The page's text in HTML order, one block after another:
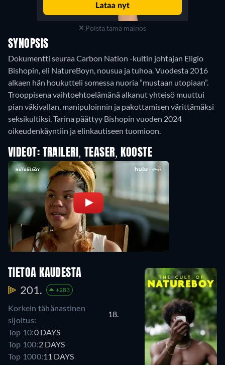
Poista tämä mainos
SYNOPSIS
Dokumentti seuraa Carbon Nation -kultin johtajan Eligio
Bishopin, eli NatureBoyn, nousua ja tuhoa. Vuodesta 2016
alkaen hän houkutteli somessa nuoria ”mustaan utopiaan”.
Trooppisena vaihtoehtoelämänä alkanut yhteisö muuttui
pian väkivallan, manipuloinnin ja pakottamisen värittämäksi
seksikultiksi. Tarina päättyy Bishopin vuoden 2024
oikeudenkäyntiin ja elinkautiseen tuomioon.
VIDEOT: TRAILERI, TEASER, KOOSTE
TIETOA KAUDESTA
201. +283
Korkein tähänastinen
sijoitus:
18.
Top 10:0 DAYS
Top 100:2 DAYS
Top 1000:11 DAYS